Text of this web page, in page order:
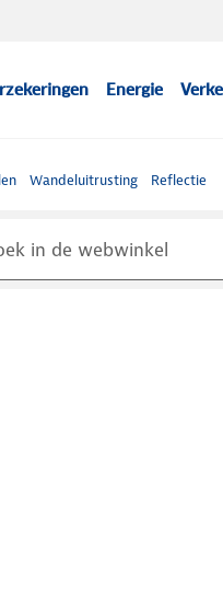
Energie
Wandeluitrusting Reflectie